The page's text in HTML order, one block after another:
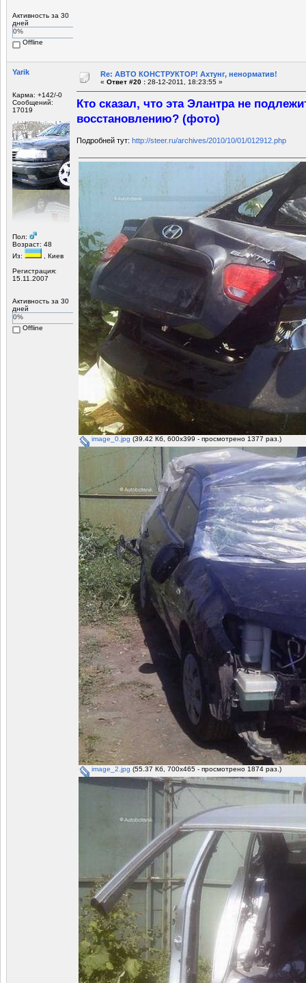
Активность за 30
дней
0%
Offline
Yarik
Карма: +142/-0
Сообщений:
17019
Пол:
Возраст: 48
Из:
, Киев
Регистрация:
15.11.2007
Активность за 30
дней
0%
Offline
Re: АВТО КОНСТРУКТОР! Ахтунг, ненорматив!
« Ответ #20 : 28-12-2011, 18:23:55 »
Кто сказал, что эта Элантра не
восстановлению? (фото)
Подробней тут: http://steer.ru/archives/2010/10/01/012912.php
image_0.jpg (39.42 Кб, 600x399 - просмотрено 1377 раз.)
image_2.jpg (55.37 Кб, 700x465 - просмотрено 1874 раз.)